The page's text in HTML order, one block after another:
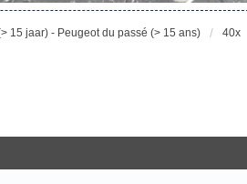
15 jaar) - Peugeot du passé (> 15 ans) 40x